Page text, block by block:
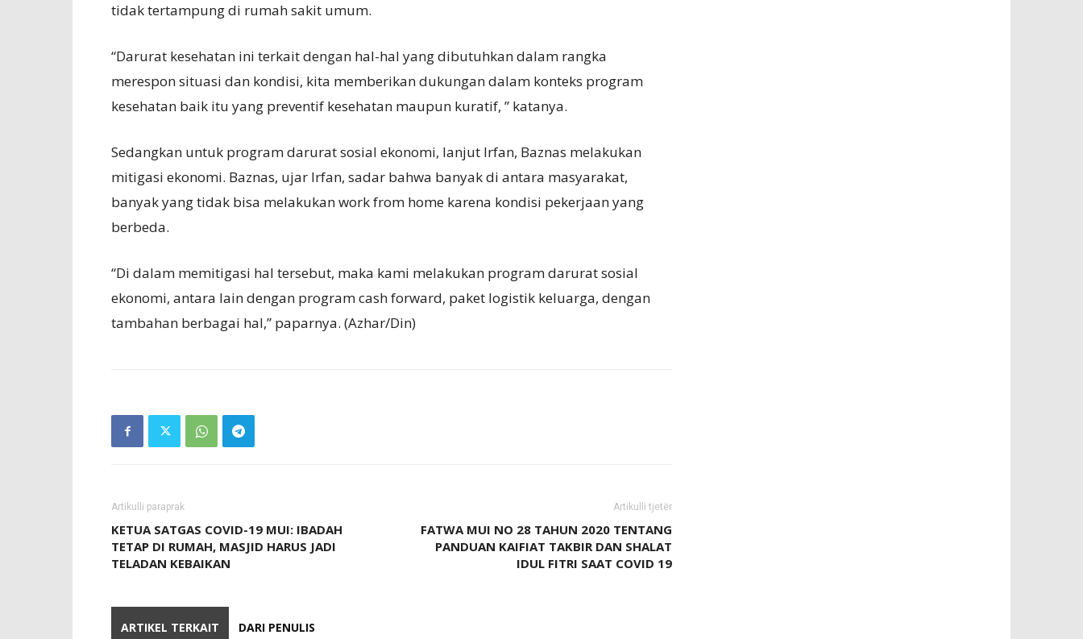
tidak tertampung di rumah sakit umum.
“Darurat kesehatan ini terkait dengan hal-hal yang dibutuhkan dalam rangka
merespon situasi dan kondisi, kita memberikan dukungan dalam konteks program
kesehatan baik itu yang preventif kesehatan maupun kuratif, ” katanya.
Sedangkan untuk program darurat sosial ekonomi, lanjut Irfan, Baznas melakukan
mitigasi ekonomi. Baznas, ujar Irfan, sadar bahwa banyak di antara masyarakat,
banyak yang tidak bisa melakukan work from home karena kondisi pekerjaan yang
berbeda.
“Di dalam memitigasi hal tersebut, maka kami melakukan program darurat sosial
ekonomi, antara lain dengan program cash forward, paket logistik keluarga, dengan
tambahan berbagai hal,” paparnya. (Azhar/Din)
Artikulli paraprak
KETUA SATGAS COVID-19 MUI: IBADAH
TETAP DI RUMAH, MASJID HARUS JADI
TELADAN KEBAIKAN
Artikulli tjetër
FATWA MUI NO 28 TAHUN 2020 TENTANG
PANDUAN KAIFIAT TAKBIR DAN SHALAT
IDUL FITRI SAAT COVID 19
ARTIKEL TERKAIT DARI PENULIS